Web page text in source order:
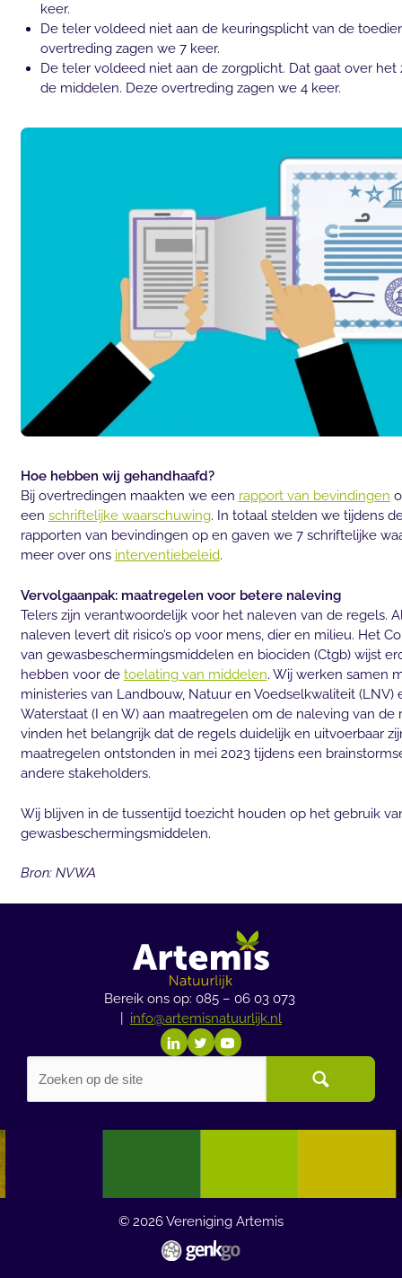
keer.
De teler voldeed niet aan de keuringsplicht van de
overtreding zagen we 7 keer.
De teler voldeed niet aan de zorgplicht. Dat gaat over
de middelen. Deze overtreding zagen we 4 keer.
Hoe hebben wij gehandhaafd?
Bij overtredingen maakten we een rapport van bevindingen
een schriftelijke waarschuwing. In totaal stelden we tijdens
rapporten van bevindingen op en gaven we 7 schriftelijke
meer over ons interventiebeleid.
Vervolgaanpak: maatregelen voor betere naleving
Telers zijn verantwoordelijk voor het naleven van de regels.
naleven levert dit risico’s op voor mens, dier en milieu. Het
van gewasbeschermingsmiddelen en biociden (Ctgb) wijst
hebben voor de toelating van middelen. Wij werken samen
ministeries van Landbouw, Natuur en Voedselkwaliteit (LNV)
Waterstaat (I en W) aan maatregelen om de naleving van de
vinden het belangrijk dat de regels duidelijk en uitvoerbaar
maatregelen ontstonden in mei 2023 tijdens een
andere stakeholders.
Wij blijven in de tussentijd toezicht houden op het gebruik
gewasbeschermingsmiddelen.
Bron: NVWA
Bereik ons op: 085 – 06 03 073
info@artemisnatuurlijk.nl
© 2026Vereniging Artemis